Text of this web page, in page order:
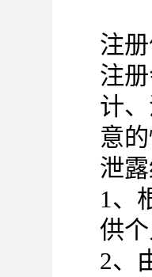
注
注
计
意
泄
1、
供
2、